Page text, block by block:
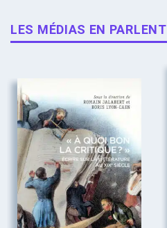
LES MÉDIAS EN PARLENT